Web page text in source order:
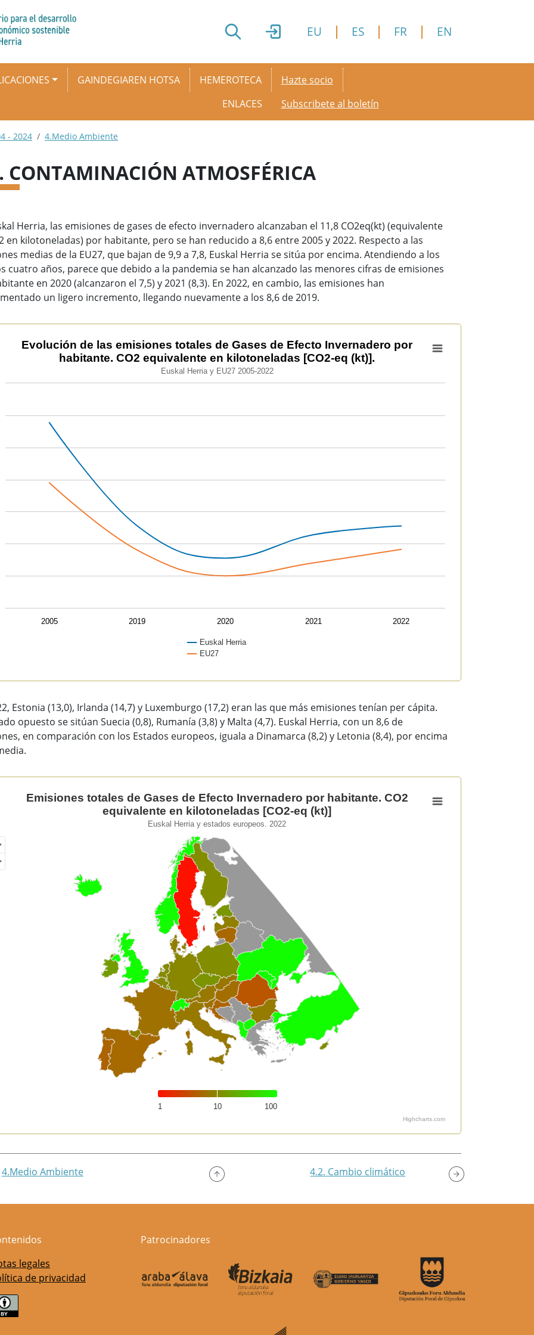
EU ES FR EN
GAINDEGIAREN HOTSA
HEMEROTECA
ENLACES
Secondary menu
Hazte socio
Subscribete al boletín
- 2024 4.Medio Ambiente
CONTAMINACIÓN ATMOSFÉRICA
Herria, las emisiones de gases de efecto invernadero alcanzaban el 11,8 CO2eq(kt) (equivalente
en kilotoneladas) por habitante, pero se han reducido a 8,6 entre 2005 y 2022. Respecto a las
medias de la EU27, que bajan de 9,9 a 7,8, Euskal Herria se sitúa por encima. Atendiendo a los
cuatro años, parece que debido a la pandemia se han alcanzado las menores cifras de emisiones
en 2020 (alcanzaron el 7,5) y 2021 (8,3). En 2022, en cambio, las emisiones han
un ligero incremento, llegando nuevamente a los 8,6 de 2019.
de las emisiones totales de Gases de Efecto Invernadero por habitante. CO2 equivalente en kilotoneladas [CO2-
chart with 2 lines.
Herria y EU27 2005-2022
chart has 1 X axis displaying categories.
chart has 1 Y axis displaying values. Data ranges from 7 to 11.7730340297106.
Evolución de las emisiones totales de Gases de Efecto Invernadero por
habitante. CO2 equivalente en kilotoneladas [CO2-eq (kt)].
Euskal Herria y EU27 2005-2022
Euskal Herria
EU27
2005 2019 2020 2021 2022
Estonia (13,0), Irlanda (14,7) y Luxemburgo (17,2) eran las que más emisiones tenían per cápita.
opuesto se sitúan Suecia (0,8), Rumanía (3,8) y Malta (4,7). Euskal Herria, con un 8,6 de
en comparación con los Estados europeos, iguala a Dinamarca (8,2) y Letonia (8,4), por encima
totales de Gases de Efecto Invernadero por habitante. CO2 equivalente en kilotoneladas [CO2-eq (kt)]
of unspecified region with 1 data series.
Herria y estados europeos. 2022
as data table, Emisiones totales de Gases de Efecto Invernadero por habitante. CO2 equivalente en kilotoneladas
Emisiones totales de Gases de Efecto Invernadero por habitante. CO2
equivalente en kilotoneladas [CO2-eq (kt)]
Euskal Herria y estados europeos. 2022
1 10 100
Highcharts.com
4.Medio Ambiente 4.2. Cambio climático
legales
de privacidad
Patrocinadores